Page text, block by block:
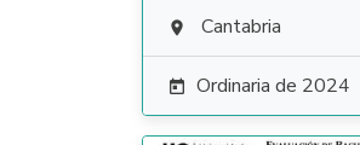
 Cantabria
 Ordinaria de 2024